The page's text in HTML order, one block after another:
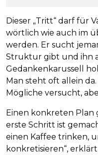
Dieser „Tritt“ darf für
wörtlich wie auch im
werden. Er sucht
Struktur gibt und ihn
Gedankenkarussell
Man steht oft allein
Mögliche versucht,
Einen konkreten Plan
erste Schritt ist
einen Kaffee trinken,
konkretisieren“,